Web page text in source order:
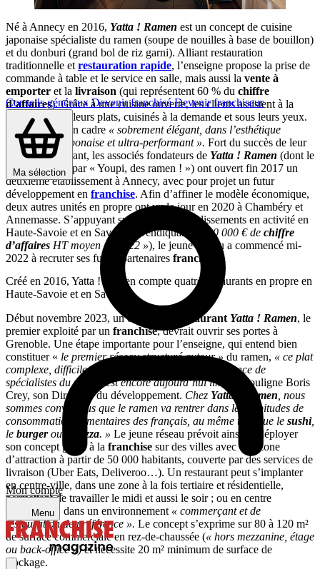
Conseils générauxDevenir franchiséDevenir franchiseur
Ma sélection
Mon compte
Menu
Né à Annecy en 2016, Yatta ! Ramen est un concept de cuisine
japonaise spécialiste du ramen (soupe de nouilles à base de bouillon)
et du donburi (grand bol de riz garni). Alliant restauration
traditionnelle etrestauration rapide, l’enseigne propose la prise de
commande à table et le service en salle, mais aussi la vente à
emporter et la livraison (qui représentent 60 % du chiffre
d’affaires). Grâce à une cuisine ouverte, les clients assistent à la
préparation de leurs plats, cuisinés à la demande et sous leurs yeux.
Le tout, dans un cadre « sobrement élégant, dans l’esthétique
minimaliste japonaise et ultra-performant ». Fort du succès de leur
premier restaurant, les associés fondateurs de Yatta ! Ramen (dont le
nom se traduit par « Youpi, des ramen ! ») ont ouvert fin 2017 un
deuxième établissement à Annecy, avec pour projet un futur
développement en franchise. Afin d’affiner le modèle économique,
deux autres unités en propre ont vu le jour en 2020 à Chambéry et
Annemasse. S’appuyant sur ces quatre établissements en activité en
Haute-Savoie et en Savoie (revendiquant
« 800 000 € de chiffre
d’affaires HT moyen en 2022 »), le jeune réseau a commencé mi-
2022 à recruter ses futurs partenaires franchisés
Créé en 2016, Yatta ! Ramen compte quatre restaurants en propre en
Haute-Savoie et en Savoie
Début novembre 2023, un cinquième
restaurant Yatta ! Ramen, le
premier exploité par un franchisé, devrait ouvrir ses portes à
Grenoble. Une étape importante pour l’enseigne, qui entend bien
constituer « le premier réseau structuré autour » du ramen, « ce plat
complexe, difficilement copiable. » « L’offre en France de
spécialistes du ramen est encore aujourd’hui limitée,
souligne Boris
Crey, son Directeur du développement. Chez Yatta ! Ramen , nous
sommes convaincus que le ramen va rentrer dans les habitudes de
consommation alimentaires des français, au même titre que le sushi,
le burgerou la pizza. » Le jeune réseau prévoit ainsi de déployer
son concept grâce à la franchise sur des villes avec une zone
d’attraction à partir de 50 000 habitants, couverte par des services de
livraison (Uber Eats, Deliveroo…). Un restaurant peut s’implanter
en centre-ville, dans une zone à la fois tertiaire et résidentielle,
permettant de travailler le midi et aussi le soir ; ou en centre
commercial, dans un environnement « commerçant et de
restauration de préférence ». Le concept s’exprime sur 80 à 120 m²
de surface commerciale en rez-de-chaussée (« hors mezzanine, étage
ou back-office »)et nécessite 20 m² minimum de surface de
stockage.